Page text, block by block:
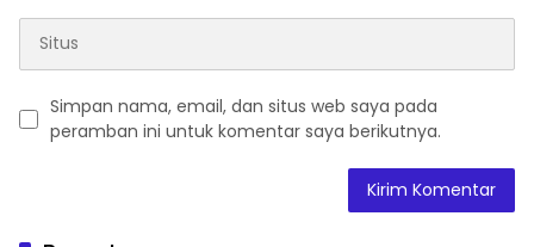
Simpan nama, email, dan situs web saya pada
peramban ini untuk komentar saya berikutnya.